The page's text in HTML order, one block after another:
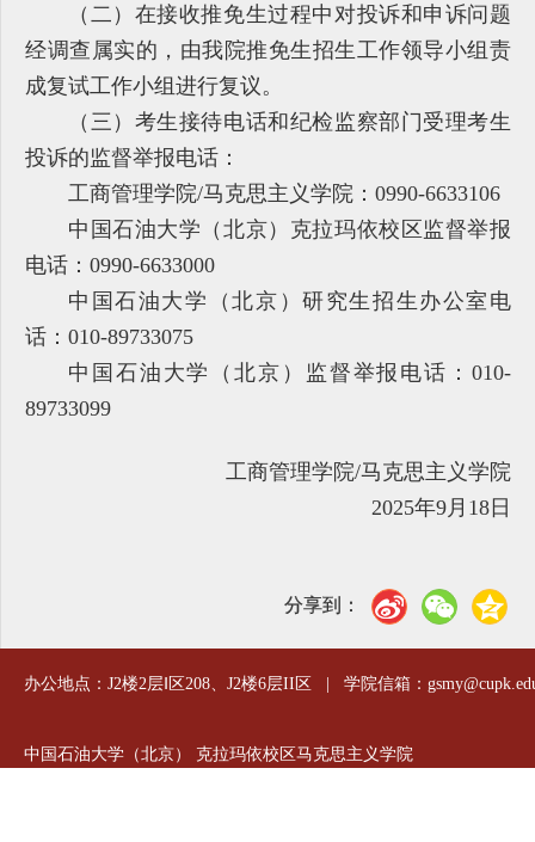
（二）在接收推免生过程中对投诉和申诉问题
经调查属实的，由我院推免生招生工作领导小组责
成复试工作小组进行复议。
（三）考生接待电话和纪检监察部门受理考生
投诉的监督举报电话：
工商管理学院/马克思主义学院：0990-6633106
中国石油大学（北京）克拉玛依校区监督举报
电话：0990-6633000
中国石油大学（北京）研究生招生办公室电
话：010-89733075
中国石油大学（北京）监督举报电话：010-
89733099
工商管理学院/马克思主义学院
2025年9月18日
分享到：
办公地点：J2楼2层Ⅰ区208、J2楼6层II区 | 学院信箱：
中国石油大学（北京） 克拉玛依校区马克思主义学院